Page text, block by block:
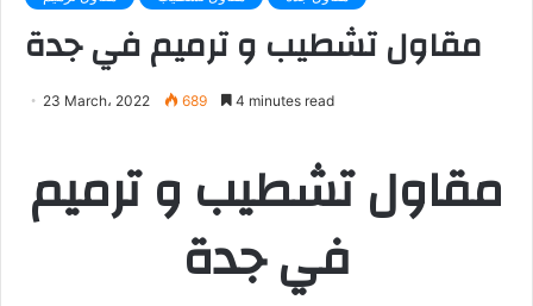
مقاول تشطيب و ترميم في جدة
23 March، 2022 689 4 minutes read
مقاول تشطيب و ترميم
في جدة